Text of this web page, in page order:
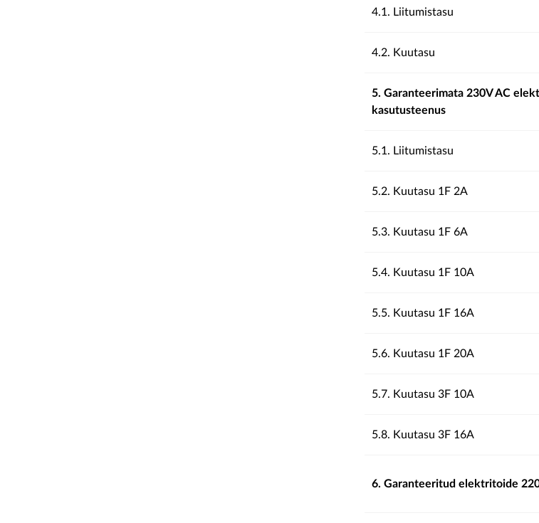
4.1. Liitumistasu
4.2. Kuutasu
5. Garanteerimata 230V AC
kasutusteenus
5.1. Liitumistasu
5.2. Kuutasu 1F 2A
5.3. Kuutasu 1F 6A
5.4. Kuutasu 1F 10A
5.5. Kuutasu 1F 16A
5.6. Kuutasu 1F 20A
5.7. Kuutasu 3F 10A
5.8. Kuutasu 3F 16A
6. Garanteeritud elektritoide